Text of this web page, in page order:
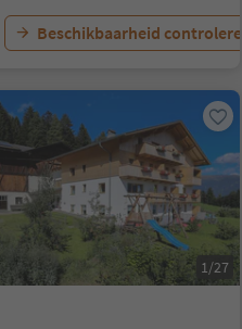
Beschikbaarheid controleren
1/27